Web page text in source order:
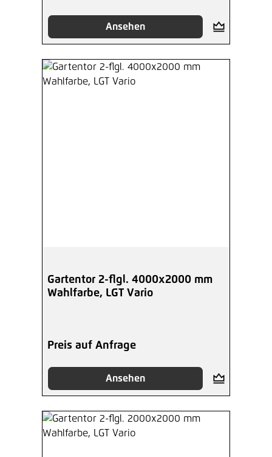
Ansehen
Gartentor 2-flgl. 4000x2000 mm
Wahlfarbe, LGT Vario
Preis auf Anfrage
Ansehen